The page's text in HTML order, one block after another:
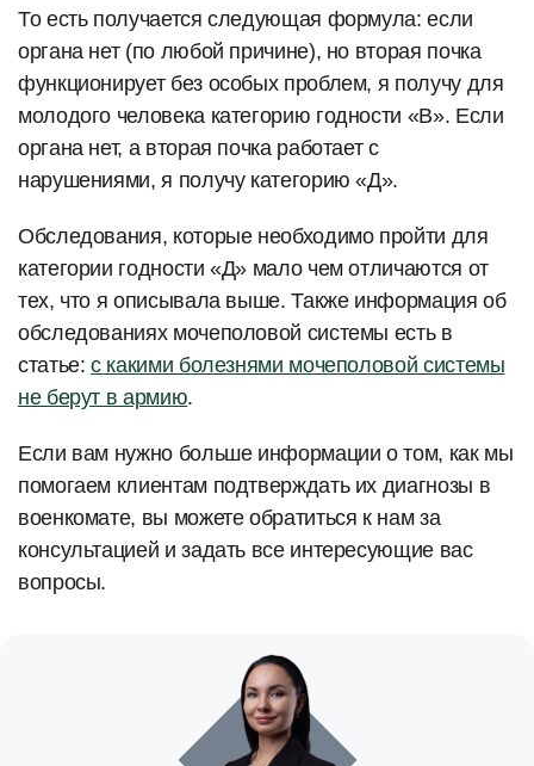
То есть получается следующая формула: если
органа нет (по любой причине), но вторая почка
функционирует без особых проблем, я получу для
молодого человека категорию годности «В». Если
органа нет, а вторая почка работает с
нарушениями, я получу категорию «Д».
Обследования, которые необходимо пройти для
категории годности «Д» мало чем отличаются от
тех, что я описывала выше. Также информация об
обследованиях мочеполовой системы есть в
статье:с какими болезнями мочеполовой системы
не берут в армию.
Если вам нужно больше информации о том, как мы
помогаем клиентам подтверждать их диагнозы в
военкомате, вы можете обратиться к нам за
консультацией и задать все интересующие вас
вопросы.